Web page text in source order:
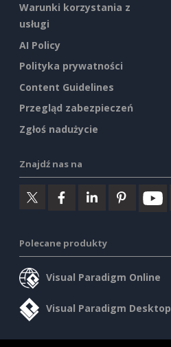
Warunki korzystania z
usługi
AI Policy
Polityka prywatności
Content Guidelines
Przegląd zabezpieczeń
Zgłoś nadużycie
Znajdź nas na
Polecane produkty
Visual Paradigm Online
Visual Paradigm Desktop